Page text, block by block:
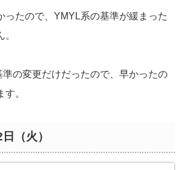
ったので、YMYL系の基準が緩まった
の変更だけだったので、早かったの
。
（火）